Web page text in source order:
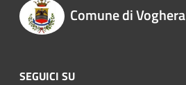
Comune di Voghera
SEGUICI SU